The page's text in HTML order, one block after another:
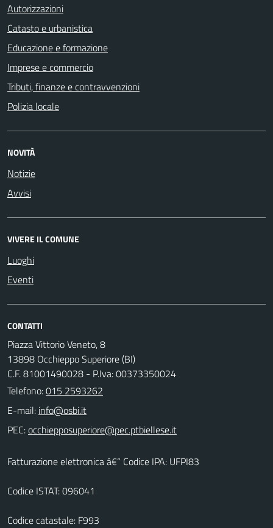
Autorizzazioni
Catasto e urbanistica
Educazione e formazione
Imprese e commercio
Tributi, finanze e contravvenzioni
Polizia locale
NOVITÀ
Notizie
Avvisi
VIVERE IL COMUNE
Luoghi
Eventi
CONTATTI
Piazza Vittorio Veneto, 8
13898 Occhieppo Superiore (BI)
C.F. 81001490028 - P.Iva: 00373350024
Telefono:015 2593262
E-mail:
PEC:
Fatturazione elettronica â€“ Codice IPA: UFPI83
Codice ISTAT: 096041
Codice catastale: F993